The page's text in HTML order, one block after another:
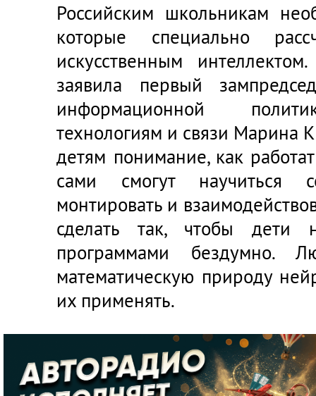
Российским школьникам
которые специально
искусственным
заявила первый
информационной
технологиям и связи Марина
детям понимание, как
сами смогут научиться
монтировать и
сделать так, чтобы дети
программами бездумно.
математическую природу
их применять.